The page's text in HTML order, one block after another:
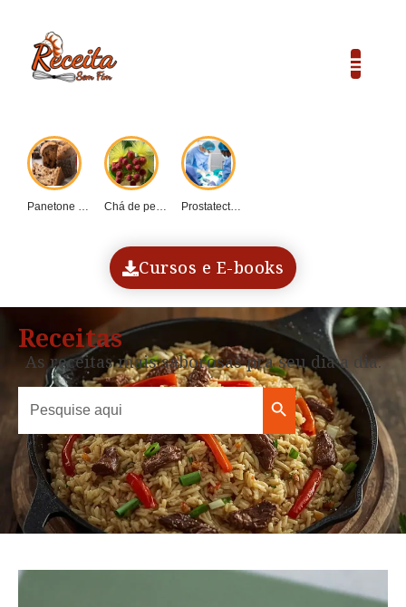
Panetone caseiro vs.... Chá de pequi:... Prostatectomia: Guia completo...
Cursos e E-books
Receitas
As receitas mais saborosas pra seu dia a dia.
Search
for: Search Button